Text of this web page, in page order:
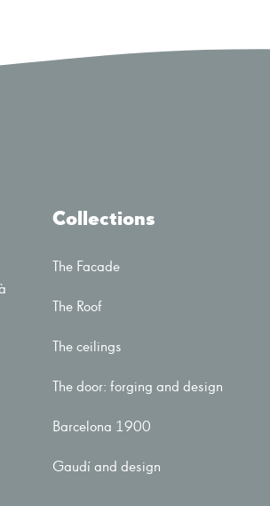
Collections
The Facade
The Roof
The ceilings
The door: forging and design
Barcelona 1900
Gaudí and design